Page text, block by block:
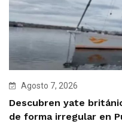
Agosto 7, 2026
Descubren yate
de forma irregular en